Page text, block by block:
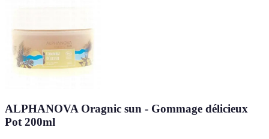
ALPHANOVA Oragnic sun - Gommage délicieux
Pot 200ml